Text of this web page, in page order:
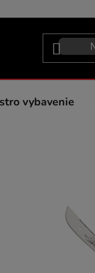
vybavenie